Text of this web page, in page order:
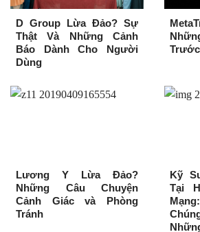
D Group Lừa Đảo? Sự
Thật Và Những Cảnh
Báo Dành Cho Người
Dùng
Lương Y Lừa Đảo?
Những Câu Chuyện
Cảnh Giác và Phòng
Tránh
Kỹ
Tại